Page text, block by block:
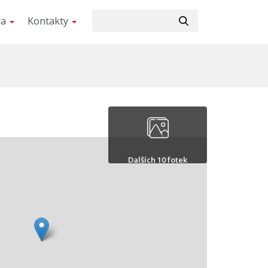
Kontakty
Dalších 10 fotek